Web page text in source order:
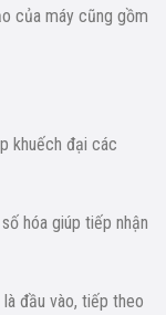
của máy cũng gồm
khuếch đại các
hóa giúp tiếp nhận
đầu vào, tiếp theo